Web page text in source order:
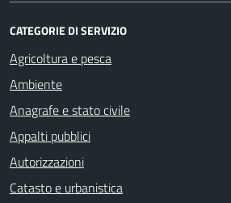
CATEGORIE DI SERVIZIO
Agricoltura e pesca
Ambiente
Anagrafe e stato civile
Appalti pubblici
Autorizzazioni
Catasto e urbanistica